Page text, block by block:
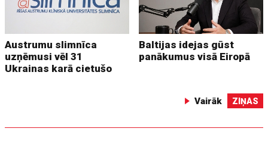
Austrumu slimnīca
uzņēmusi vēl 31
Ukrainas karā cietušo
Baltijas idejas gūst
panākumus visā Eiropā
Vairāk ZIŅAS